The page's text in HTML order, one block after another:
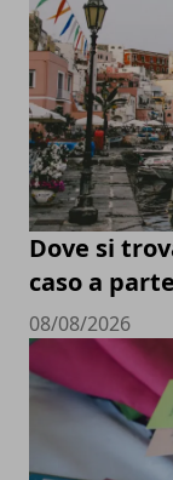
Dove si
caso a parte
08/08/2026